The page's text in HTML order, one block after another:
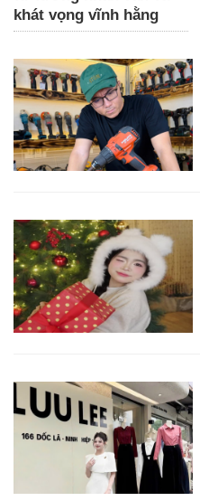
khát vọng vĩnh hằng